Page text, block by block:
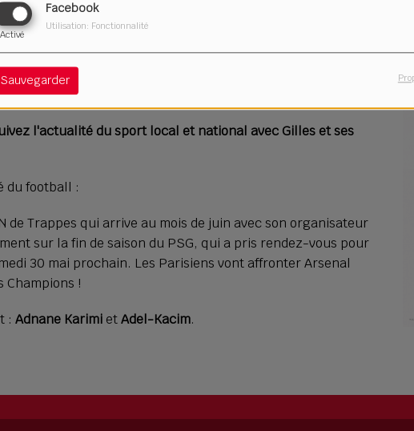
Facebook
Activé
Utilisation: Fonctionnalité
Sauvegarder
l'actualité du sport local et national avec Gilles et ses
du football :
de Trappes qui arrive au mois de juin avec son organisateur
sur la fin de saison du PSG, qui a pris rendez-vous pour
30 mai prochain. Les Parisiens vont affronter Arsenal
Champions !
: Adnane Karimi etAdel-Kacim.